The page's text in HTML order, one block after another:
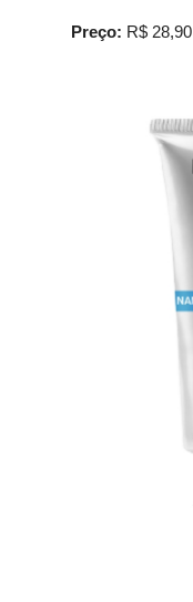
Preço: R$ 28,90